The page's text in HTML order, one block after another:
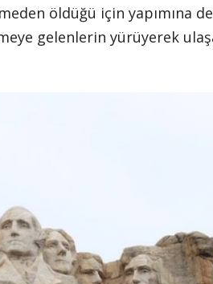
öldüğü için yapımına
gelenlerin yürüyerek